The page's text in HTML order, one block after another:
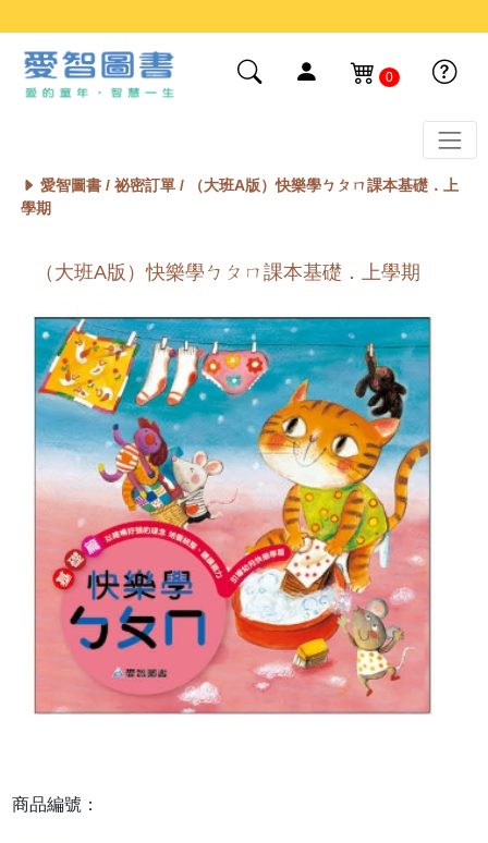
0
愛智圖書 / 祕密訂單/ （大班A版）快樂學ㄅㄆㄇ課本基礎．上
學期
（大班A版）快樂學ㄅㄆㄇ課本基礎．上學期
商品編號：